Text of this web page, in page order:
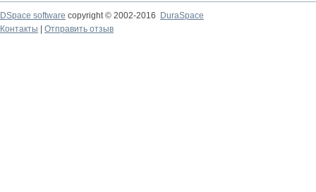
DSpace software copyright © 2002-2016
DuraSpace
Контакты
Отправить отзыв